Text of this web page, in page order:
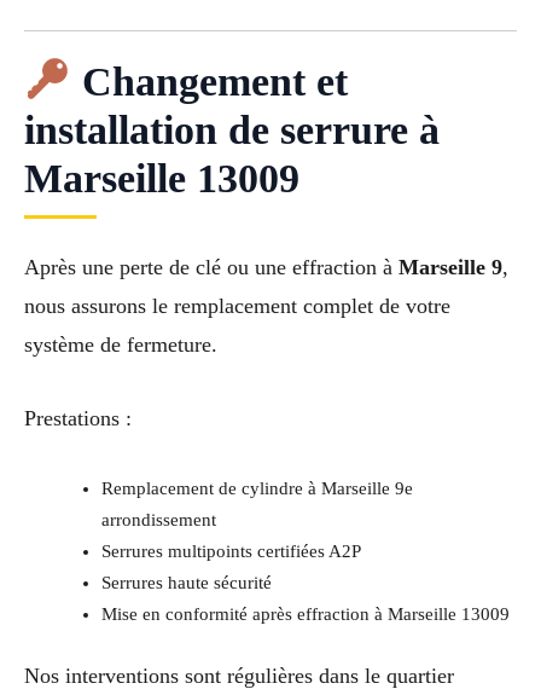
Changement et
installation de serrure à
Marseille 13009
Après une perte de clé ou une effraction à Marseille 9,
nous assurons le remplacement complet de votre
système de fermeture.
Prestations :
Remplacement de cylindre à Marseille 9e
arrondissement
Serrures multipoints certifiées A2P
Serrures haute sécurité
Mise en conformité après effraction à Marseille 13009
Nos interventions sont régulières dans le quartier